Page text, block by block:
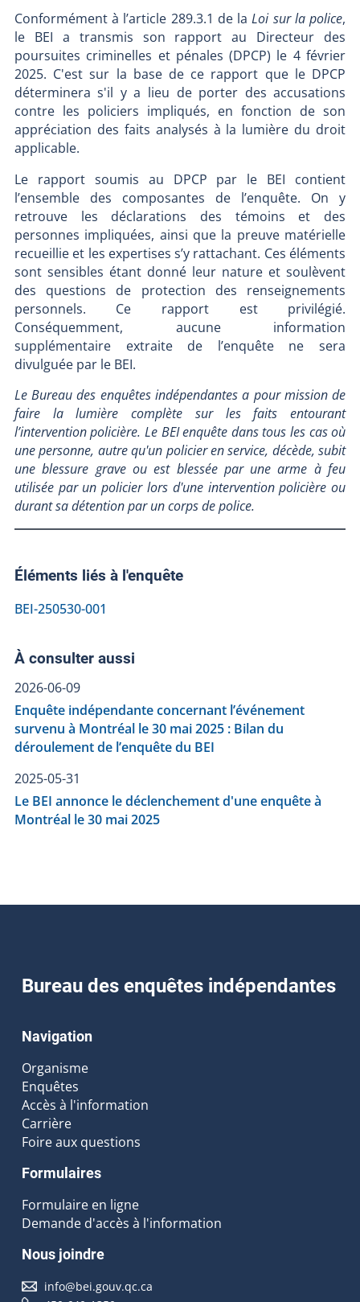
Conformément à l’article 289.3.1 de laLoi sur la police,
le BEI a transmis son rapport au Directeur des
poursuites criminelles et pénales (DPCP) le 4 février
2025. C'est sur la base de ce rapport que le DPCP
déterminera s'il y a lieu de porter des accusations
contre les policiers impliqués, en fonction de son
appréciation des faits analysés à la lumière du droit
applicable.
Le rapport soumis au DPCP par le BEI contient
l’ensemble des composantes de l’enquête. On y
retrouve les déclarations des témoins et des
personnes impliquées, ainsi que la preuve matérielle
recueillie et les expertises s’y rattachant. Ces éléments
sont sensibles étant donné leur nature et soulèvent
des questions de protection des renseignements
personnels. Ce rapport est privilégié.
Conséquemment, aucune information
supplémentaire extraite de l’enquête ne sera
divulguée par le BEI.
Le Bureau des enquêtes indépendantes a pour mission de
faire la lumière complète sur les faits entourant
l’intervention policière. Le BEI enquête dans tous les cas où
une personne, autre qu'un policier en service, décède, subit
une blessure grave ou est blessée par une arme à feu
utilisée par un policier lors d'une intervention policière ou
durant sa détention par un corps de police.
Éléments liés à l'enquête
BEI-250530-001
À consulter aussi
2026-06-09
Enquête indépendante concernant l’événement
survenu à Montréal le 30 mai 2025 : Bilan du
déroulement de l’enquête du BEI
2025-05-31
Le BEI annonce le déclenchement d'une enquête à
Montréal le 30 mai 2025
Bureau des enquêtes indépendantes
Navigation
Organisme
Enquêtes
Accès à l'information
Carrière
Foire aux questions
Formulaires
Formulaire en ligne
Demande d'accès à l'information
Nous joindre
info@bei.gouv.qc.ca